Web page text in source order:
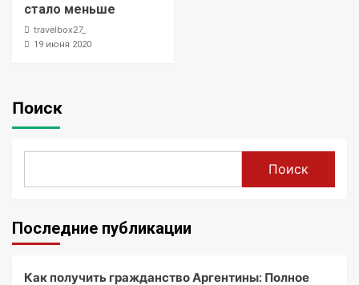
стало меньше
travelbox27_
19 июня 2020
Поиск
Поиск
Последние публикации
Как получить гражданство Аргентины: Полное